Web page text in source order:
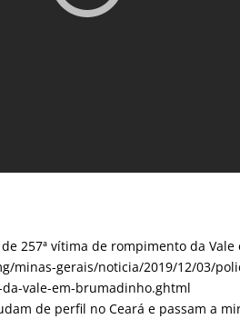
257ª vítima de rompimento da
minas-gerais/noticia/2019/12/03/
vale-em-brumadinho.ghtml
de perfil no Ceará e passam a